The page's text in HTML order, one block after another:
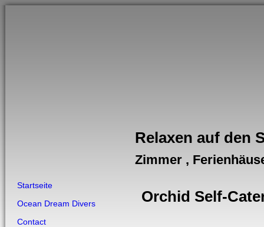
Relaxen auf den
Zimmer ,
Startseite
Ocean Dream Divers
Contact
Orchid Self-